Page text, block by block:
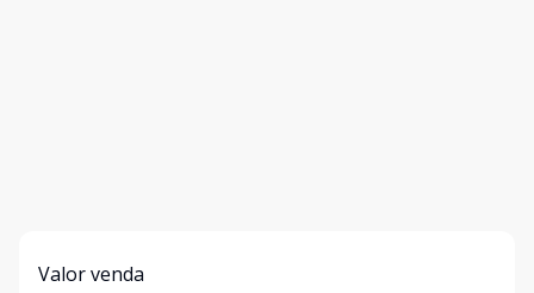
Valor venda